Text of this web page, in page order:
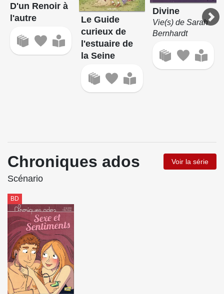
D'un Renoir à
l'autre
Le Guide
curieux de
l'estuaire de
la Seine
Divine
Vie(s) de Sarah
Bernhardt
Chroniques ados Voir la série
Scénario
BD